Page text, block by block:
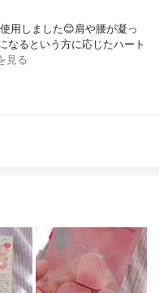
用しました😊肩や腰が凝っ
なるという方に応じたハート
見る